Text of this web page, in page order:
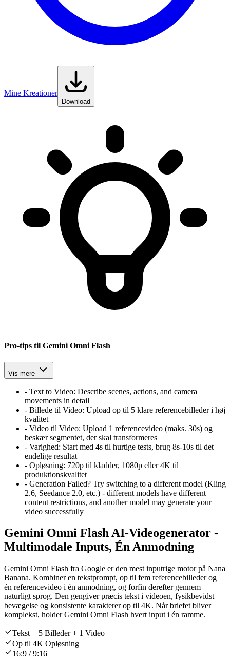
Mine Kreationer
Download
Pro-tips til Gemini Omni Flash
Vis mere
- Text to Video: Describe scenes, actions, and camera
movements in detail
- Billede til Video: Upload op til 5 klare referencebilleder i høj
kvalitet
- Video til Video: Upload 1 referencevideo (maks. 30s) og
beskær segmentet, der skal transformeres
- Varighed: Start med 4s til hurtige tests, brug 8s-10s til det
endelige resultat
- Opløsning: 720p til kladder, 1080p eller 4K til
produktionskvalitet
- Generation Failed? Try switching to a different model (Kling
2.6, Seedance 2.0, etc.) - different models have different
content restrictions, and another model may generate your
video successfully
Gemini Omni Flash AI-Videogenerator -
Multimodale Inputs, Én Anmodning
Gemini Omni Flash fra Google er den mest inputrige motor på Nana
Banana. Kombiner en tekstprompt, op til fem referencebilleder og
én referencevideo i én anmodning, og forfin derefter gennem
naturligt sprog. Den gengiver præcis tekst i videoen, fysikbevidst
bevægelse og konsistente karakterer op til 4K. Når briefet bliver
komplekst, holder Gemini Omni Flash hvert input i én ramme.
Tekst + 5 Billeder + 1 Video
Op til 4K Opløsning
16:9 / 9:16